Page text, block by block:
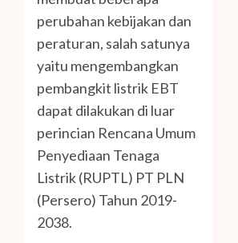
perubahan kebijakan dan
peraturan, salah satunya
yaitu mengembangkan
pembangkit listrik EBT
dapat dilakukan di luar
perincian Rencana Umum
Penyediaan Tenaga
Listrik (RUPTL) PT PLN
(Persero) Tahun 2019-
2038.